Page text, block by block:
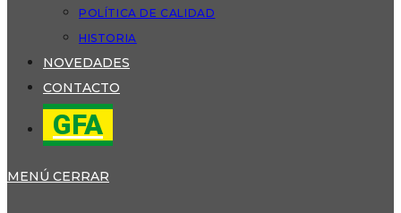
POLÍTICA DE CALIDAD
HISTORIA
NOVEDADES
CONTACTO
GFA
MENÚ CERRAR